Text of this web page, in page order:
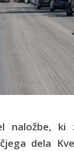
naložbe, ki
dela